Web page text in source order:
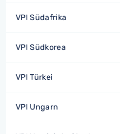
VPI Südafrika
VPI Südkorea
VPI Türkei
VPI Ungarn